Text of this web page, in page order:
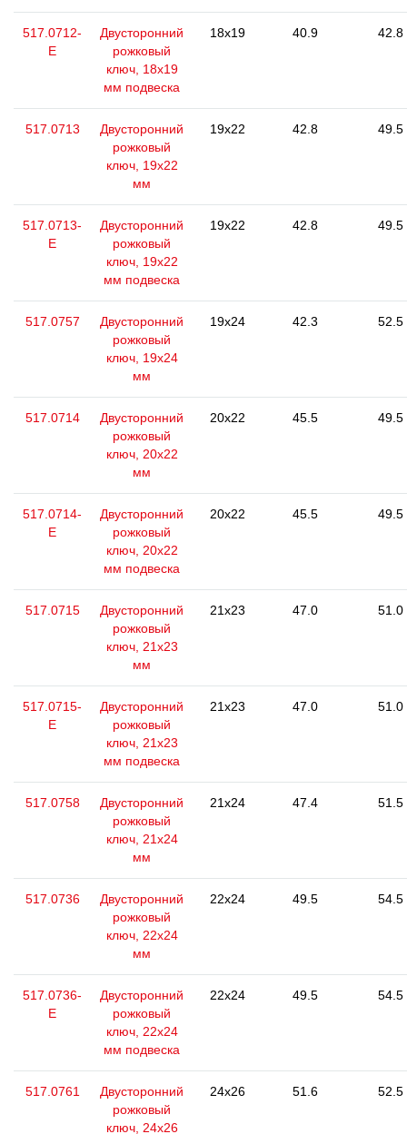
517.0712-
E
Двусторонний
рожковый
ключ, 18х19
мм подвеска
18x19 40.9 42.8
517.0713
Двусторонний
рожковый
ключ, 19x22
мм
19x22 42.8 49.5
517.0713-
E
Двусторонний
рожковый
ключ, 19x22
мм подвеска
19x22 42.8 49.5
517.0757
Двусторонний
рожковый
ключ, 19x24
мм
19x24 42.3 52.5
517.0714
Двусторонний
рожковый
ключ, 20х22
мм
20x22 45.5 49.5
517.0714-
E
Двусторонний
рожковый
ключ, 20х22
мм подвеска
20x22 45.5 49.5
517.0715
Двусторонний
рожковый
ключ, 21х23
мм
21x23 47.0 51.0
517.0715-
E
Двусторонний
рожковый
ключ, 21х23
мм подвеска
21x23 47.0 51.0
517.0758
Двусторонний
рожковый
ключ, 21х24
мм
21x24 47.4 51.5
517.0736
Двусторонний
рожковый
ключ, 22x24
мм
22x24 49.5 54.5
517.0736-
E
Двусторонний
рожковый
ключ, 22x24
мм подвеска
22x24 49.5 54.5
517.0761
Двусторонний
рожковый
ключ, 24х26
24x26 51.6 52.5